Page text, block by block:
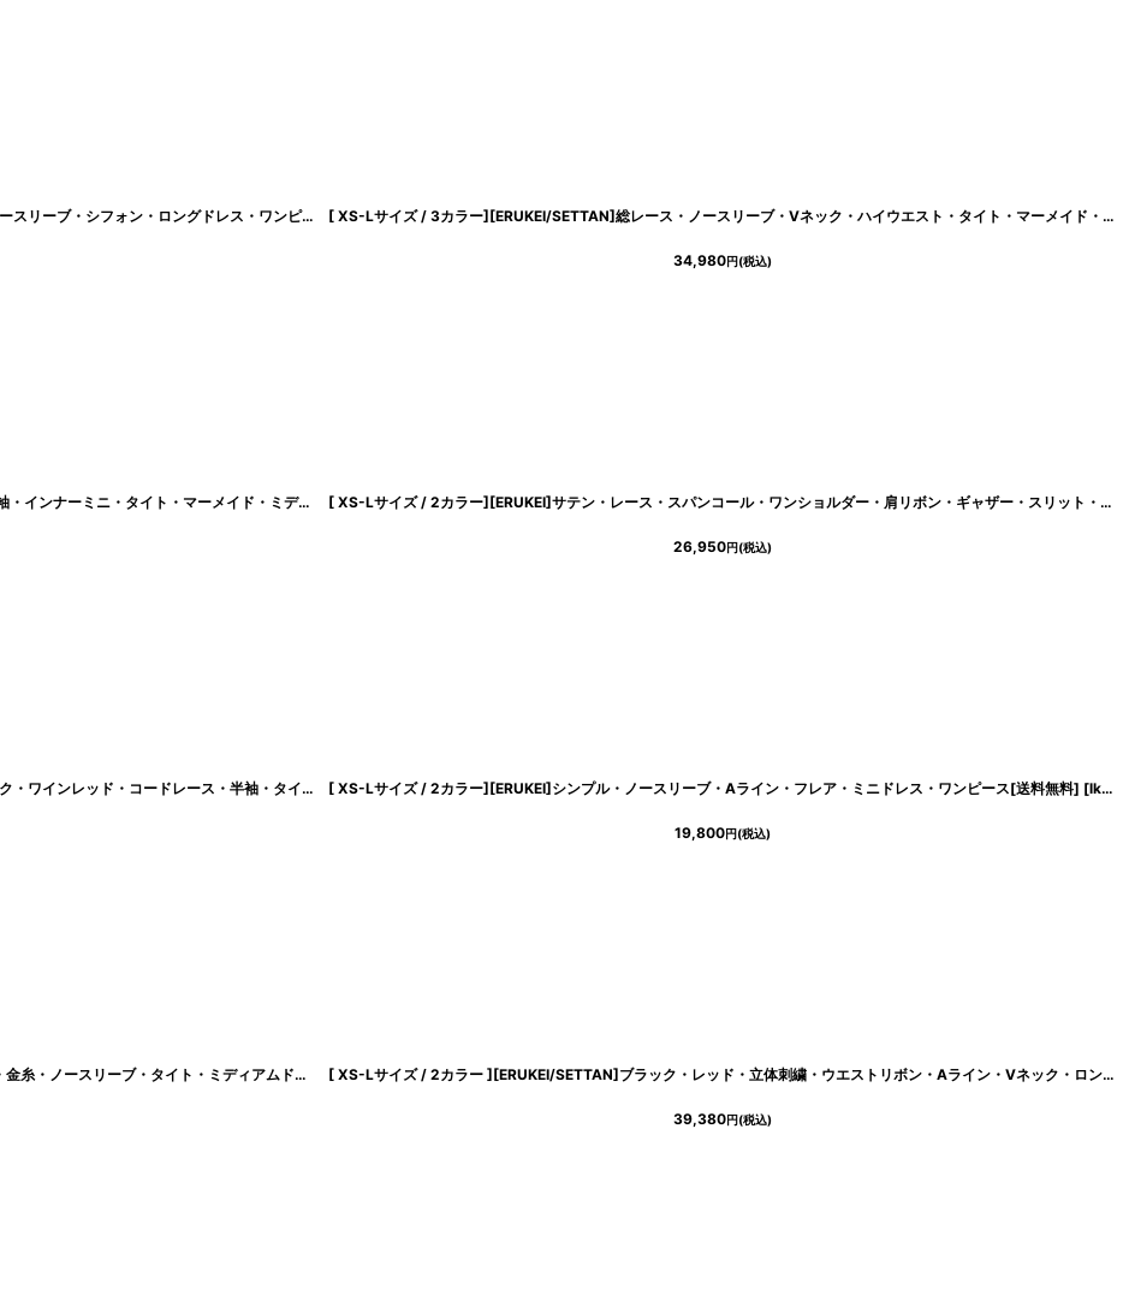
[ XS-Lサイズ / 1カラー][ERUKEI]ホワイト×レッド・花柄・Aライン・ノースリーブ・シフォン・ロングドレス・ワンピース[山崎みどり着用][送料無料]myrd [lk-s37909] [ XS-Lサイズ / 3カラー][ERUKEI/SETTAN]総レース・ノースリーブ・Vネック・ハイウエスト・タイト・マーメイド・ロングドレス[送料無料]
34,980円(税込)
[ XS-Lサイズ / 2カラー][ERUKEI]ワンカラー・総レース・フリンジ・半袖・インナーミニ・タイト・マーメイド・ミディアムドレス・ワンピース[薗田杏奈着用[送料無料] [lk-e25294] [ XS-Lサイズ / 2カラー][ERUKEI]サテン・レース・スパンコール・ワンショルダー・肩リボン・ギャザー・スリット・タイト・マーメイド・ロングドレス[送料無料]
26,950円(税込)
[ XS-Lサイズ / 4カラー ][ERUKEI]ベージュ・ホワイト・ブルー・ブラック・ワインレッド・コードレース・半袖・タイト・スリット・ミディアムドレス・ワンピース[奈月セナ着用][送料無料] [ lk-e25003]
[ XS-Lサイズ / 2カラー][ERUKEI]シンプル・ノースリーブ・Aライン・フレア・ミニドレス・ワンピース[送料無料] [lk-e25192
19,800円(税込)
[ XS-Lサイズ / 2カラー][ERUKEI/GINZA COUTURE]ジャガード・花柄・金糸・ノースリーブ・タイト・ミディアムドレス・ワンピース[送料無料] [lk-c25290] [ XS-Lサイズ / 2カラー ][ERUKEI/SETTAN]ブラック・レッド・立体刺繍・ウエストリボン・Aライン・Vネック・ロングドレス[送料無料]
39,380円(税込)